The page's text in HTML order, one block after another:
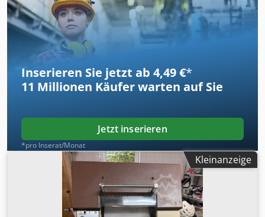
Inserieren Sie jetzt ab 4,49 €*
11 Millionen Käufer warten auf Sie
Jetzt inserieren
*pro Inserat/Monat
Kleinanzeige